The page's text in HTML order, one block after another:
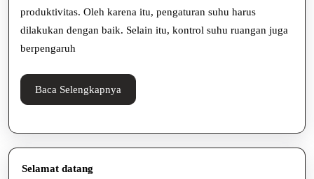
produktivitas. Oleh karena itu, pengaturan suhu harus
dilakukan dengan baik. Selain itu, kontrol suhu ruangan juga
berpengaruh
Baca Selengkapnya
Selengkapnya
Selamat datang